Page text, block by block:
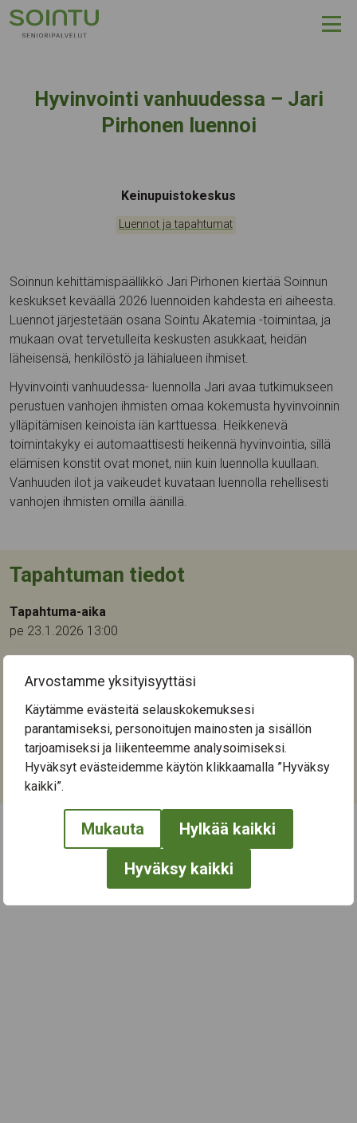
Arvostamme yksityisyyttäsi
Käytämme evästeitä selauskokemuksesi
parantamiseksi, personoitujen mainosten ja sisällön
tarjoamiseksi ja liikenteemme analysoimiseksi.
Hyväksyt evästeidemme käytön klikkaamalla ”Hyväksy
kaikki”.
Mukauta Hylkää kaikki
Hyväksy kaikki
Hyppää sisältöön
Hyvinvointi vanhuudessa – Jari
Pirhonen luennoi
Tapahtumapaikka:
Keinupuistokeskus
Kategoriat:
Luennot ja tapahtumat
Soinnun kehittämispäällikkö Jari Pirhonen kiertää Soinnun
keskukset keväällä 2026 luennoiden kahdesta eri aiheesta.
Luennot järjestetään osana Sointu Akatemia -toimintaa, ja
mukaan ovat tervetulleita keskusten asukkaat, heidän
läheisensä, henkilöstö ja lähialueen ihmiset.
Hyvinvointi vanhuudessa- luennolla Jari avaa tutkimukseen
perustuen vanhojen ihmisten omaa kokemusta hyvinvoinnin
ylläpitämisen keinoista iän karttuessa. Heikkenevä
toimintakyky ei automaattisesti heikennä hyvinvointia, sillä
elämisen konstit ovat monet, niin kuin luennolla kuullaan.
Vanhuuden ilot ja vaikeudet kuvataan luennolla rehellisesti
vanhojen ihmisten omilla äänillä.
Tapahtuman tiedot
Tapahtuma-aika
pe 23.1.2026 13:00
Keinupuistokeskus
Orivedenkatu 28
33720 Tampere
Kategoriat:
Luennot ja tapahtumat
← Näytä kaikki tapahtumat